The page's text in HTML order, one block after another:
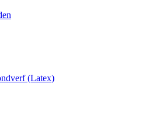
(Latex)